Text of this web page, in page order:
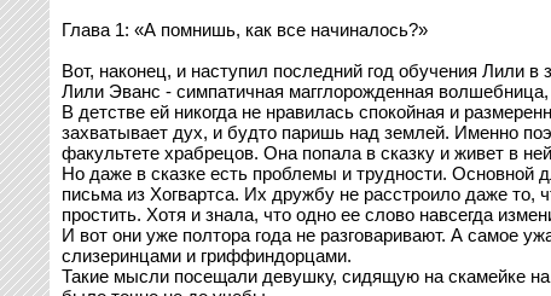
Глава 1: «А помнишь, как все начиналось?»
Вот, наконец, и наступил последний год обучения Лили
Лили Эванс - симпатичная магглорожденная
В детстве ей никогда не нравилась спокойная и
захватывает дух, и будто паришь над землей. Именно
факультете храбрецов. Она попала в сказку и живет в
Но даже в сказке есть проблемы и трудности. Основной
письма из Хогвартса. Их дружбу не расстроило даже то,
простить. Хотя и знала, что одно ее слово навсегда
И вот они уже полтора года не разговаривают. А самое
слизеринцами и гриффиндорцами.
Такие мысли посещали девушку, сидящую на скамейке